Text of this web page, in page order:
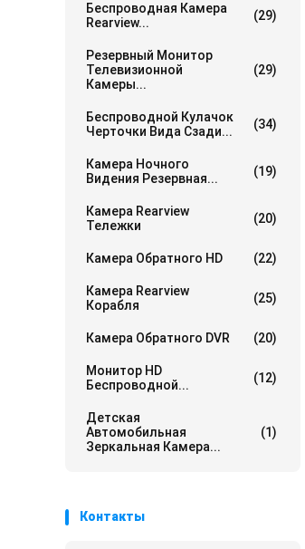
Беспроводная Камера
Rearview...
(29)
Резервный Монитор
Телевизионной
Камеры...
(29)
Беспроводной Кулачок
Черточки Вида Сзади...
(34)
Камера Ночного
Видения Резервная...
(19)
Камера Rearview
Тележки
(20)
Камера Обратного HD (22)
Камера Rearview
Корабля
(25)
Камера Обратного DVR (20)
Монитор HD
Беспроводной...
(12)
Детская
Автомобильная
Зеркальная Камера...
(1)
Контакты